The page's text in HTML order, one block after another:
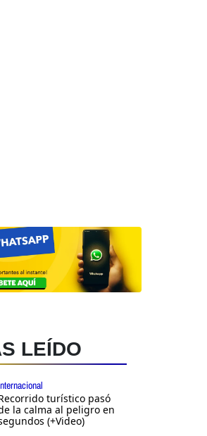
LEÍDO
turístico pasó
la calma al peligro en
(+Video)